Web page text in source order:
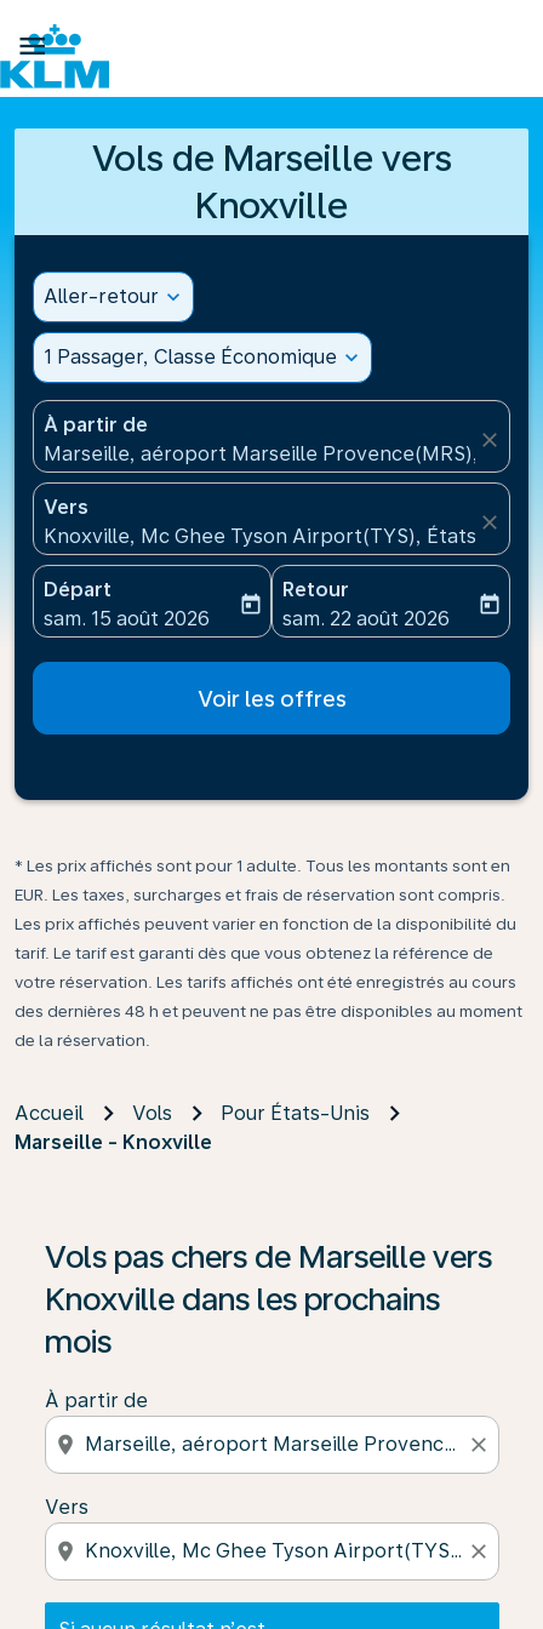

Vols de Marseille vers
Knoxville
Aller-retour expand_more
1 Passager, Classe Économique expand_more
À partir de
Marseille, aéroport Marseille Provence(MRS),
close
Vers
Knoxville, Mc Ghee Tyson Airport(TYS), États-Unis
close
Départ
fc-booking-departure-date-aria-label
sam. 15 août 2026
today
Retour
fc-booking-return-date-
sam. 22 août 2026
today
Voir les offres
* Les prix affichés sont pour 1 adulte. Tous les montants sont en
EUR. Les taxes, surcharges et frais de réservation sont compris.
Les prix affichés peuvent varier en fonction de la disponibilité du
tarif. Le tarif est garanti dès que vous obtenez la référence de
votre réservation. Les tarifs affichés ont été enregistrés au cours
des dernières 48 h et peuvent ne pas être disponibles au moment
de la réservation.
Accueil Vols
Pour États-Unis
Marseille - Knoxville
Vols pas chers de Marseille vers
Knoxville dans les prochains
mois
À partir de
location_on close
Vers
location_on close
Si aucun résultat n’est disponible, cliquez sur «